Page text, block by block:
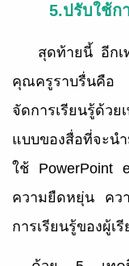
5.ปรับใช้ก
สุดท้ายนี้ อีกเท
คุณครูราบรื่นคือ
จัดการเรียนรู้ด้ว
แบบของสื่อที่จะน
ใช้ PowerPoint
ความยืดหยุ่น คว
การเรียนรู้ของผู้เ